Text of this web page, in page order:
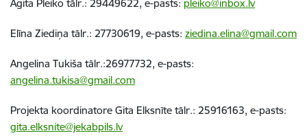
Agita Pleiko tālr.: 29449622, e-pasts: pleiko@inbox.lv
Elīna Ziediņa tālr.: 27730619, e-pasts: ziedina.elina@gmail.com
Angelina Tukiša tālr.:26977732, e-pasts:
angelina.tukisa@gmail.com
Projekta koordinatore Gita Elksnīte tālr.: 25916163, e-pasts:
gita.elksnite@jekabpils.lv